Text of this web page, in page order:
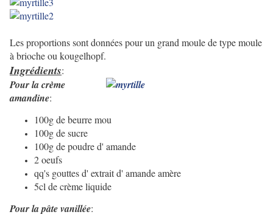
Les proportions sont données pour un grand moule de type moule
à brioche ou kougelhopf.
Ingrédients:
Pour la crème
amandine:
100g de beurre mou
100g de sucre
100g de poudre d' amande
2 oeufs
qq's gouttes d' extrait d' amande amère
5cl de crème liquide
Pour la pâte vanillée: